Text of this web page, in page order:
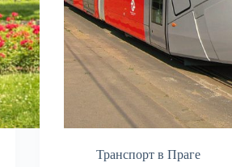
Транспорт в Праге